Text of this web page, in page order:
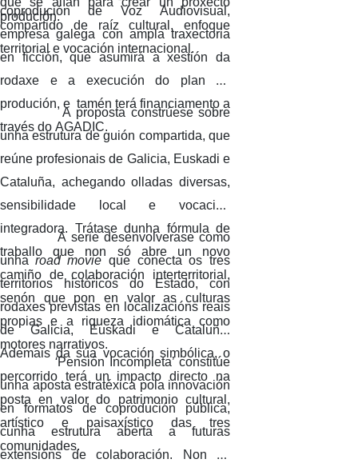
produción.
compartido de raíz cultural, enfoque
territorial e vocación internacional.
coprodución de Voz Audiovisual,
empresa galega con ampla traxectoria
en ficción, que asumirá a xestión da
rodaxe e a execución do plan de
produción, e tamén terá financiamento a
través do AGADIC.
A proposta constrúese sobre
unha estrutura de guión compartida, que
reúne profesionais de Galicia, Euskadi e
Cataluña, achegando olladas diversas,
sensibilidade local e vocación
integradora. Trátase dunha fórmula de
traballo que non só abre un novo
camiño de colaboración interterritorial,
senón que pon en valor as culturas
propias e a riqueza idiomática como
motores narrativos.
A serie desenvolverase como
unharoad movieque conecta os tres
territorios históricos do Estado, con
rodaxes previstas en localizacións reais
de Galicia, Euskadi e Cataluña.
Ademais da súa vocación simbólica, o
percorrido terá un impacto directo na
posta en valor do patrimonio cultural,
artístico e paisaxístico das tres
comunidades.
‘Pensión Incompleta’ constitúe
unha aposta estratéxica pola innovación
en formatos de coprodución pública,
cunha estrutura aberta a futuras
extensións de colaboración. Non se